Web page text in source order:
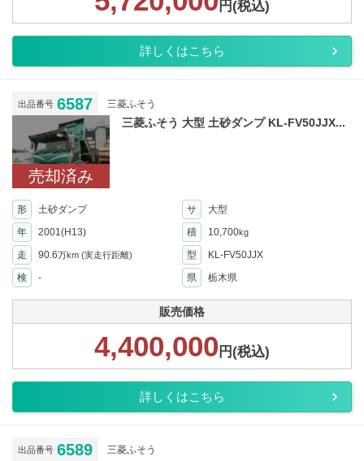
円(税込)
詳しくはこちら
出品番号 6587 三菱ふそう
売却済み
三菱ふそう 大型 土砂ダンプ KL-FV50JJX...
形 土砂ダンプ サ
大型
年
2001(H13) 積 10,700kg
走 90.6万km (実走行距離) 型
KL-FV50JJX
検
- 県 栃木県
販売価格
4,400,000 円(税込)
詳しくはこちら
出品番号 6589 三菱ふそう